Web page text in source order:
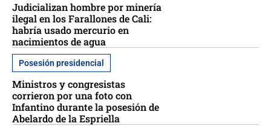
Judicializan hombre por minería
ilegal en los Farallones de Cali:
habría usado mercurio en
nacimientos de agua
Posesión presidencial
Ministros y congresistas
corrieron por una foto con
Infantino durante la posesión de
Abelardo de la Espriella